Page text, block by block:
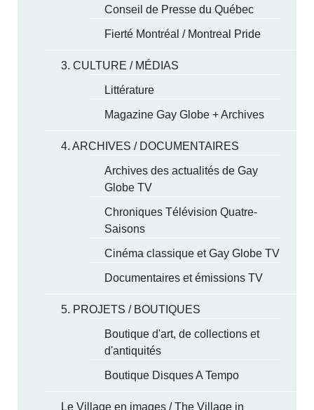
Conseil de Presse du Québec
Fierté Montréal / Montreal Pride
3. CULTURE / MÉDIAS
Littérature
Magazine Gay Globe + Archives
4. ARCHIVES / DOCUMENTAIRES
Archives des actualités de Gay
Globe TV
Chroniques Télévision Quatre-
Saisons
Cinéma classique et Gay Globe TV
Documentaires et émissions TV
5. PROJETS / BOUTIQUES
Boutique d'art, de collections et
d'antiquités
Boutique Disques A Tempo
Le Village en images / The Village in